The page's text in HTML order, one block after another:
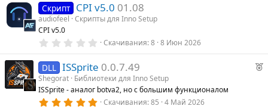
0
з
в
з
Скрипт CPI v5.0 01.08
audiofeel Скрипты для Inno Setup
CPI v5.0
0
0
з
в
ё
з
Скачивания 8 8 Июн 2026
Р
DLL ISSprite 0.0.7.49
Shegorat Библиотеки для Inno Setup
ISSprite - аналог botva2, но с большим функционалом
5Скачивания 85 4 Май 2026